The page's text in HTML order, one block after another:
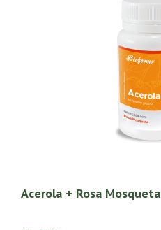
Acerola + Rosa Mosqueta